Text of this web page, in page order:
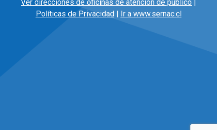
Ver direcciones de oficinas de atención de público |
Políticas de Privacidad| Ir a www.sernac.cl